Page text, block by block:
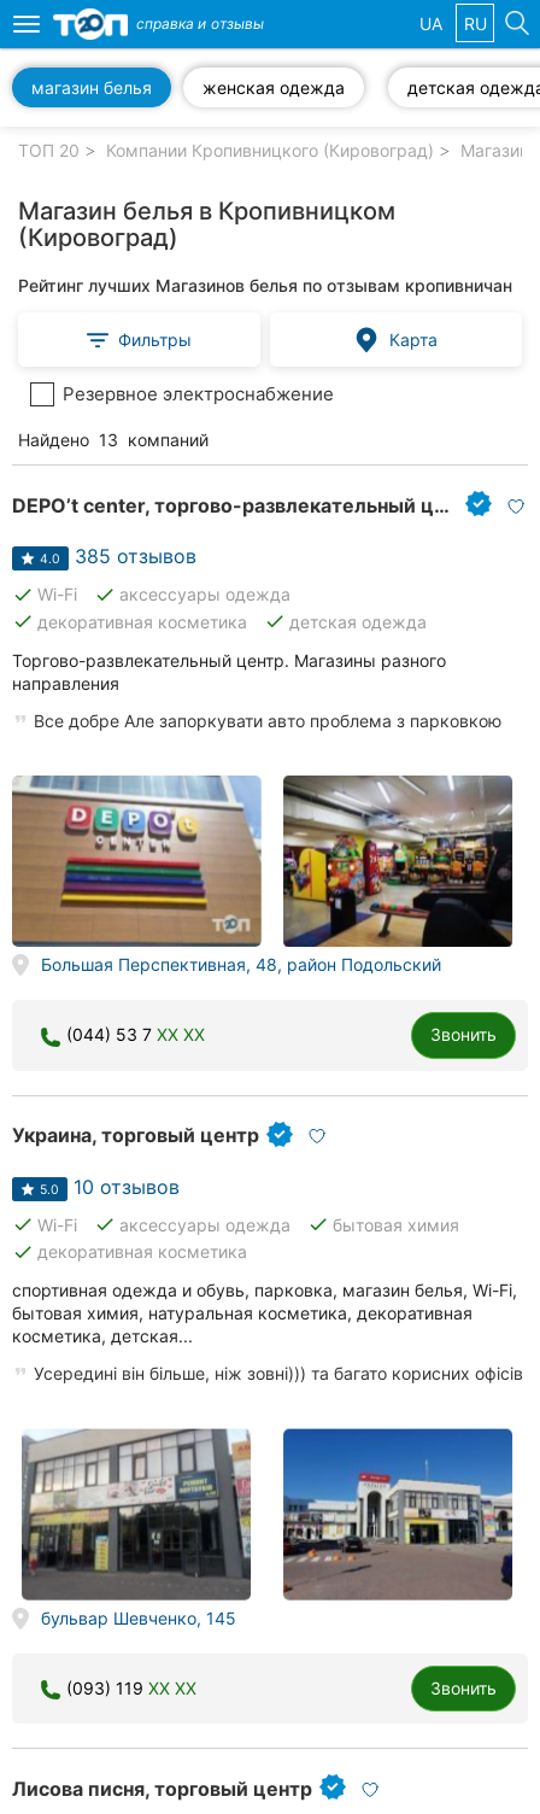
компании
рубрики:
Стоматологии
Частные
Ветеринарные
клиники
Автошколы
Рестораны
Все
рубрики
Кропивницкий
Винница
Тернополь
Киев
Харьков
Запорожье
Львов
Кривой
Рог
Николаев
Полтава
Чернигов
Черкассы
Toggle
navigation
справка и отзывы UA RU
женская одежда детская
магазин белья
ТОП 20 Компании Кропивницкого (Кировоград)
Магазин белья в Кропивницком
(Кировоград)
Рейтинг лучших Магазинов белья по отзывам кропивничан
Фильтры Карта
Резервное электроснабжение
Найдено 13 компаний
DEPO’t center, торгово-развлекательный центр
4.0 385 отзывов
done Wi-Fi done аксессуары одежда
done декоративная косметика done детская одежда
Торгово-развлекательный центр. Магазины разного
направления
Все добре Але запоркувати авто проблема з парковкою
Большая Перспективная, 48, район Подольский
(044) 53 7 XX XX Звонить
Украина, торговый центр
5.0 10 отзывов
done Wi-Fi done аксессуары одежда done бытовая химия
done декоративная косметика
спортивная одежда и обувь, парковка, магазин белья, Wi-Fi,
бытовая химия, натуральная косметика, декоративная
косметика, детская...
Усередині він більше, ніж зовні))) та багато корисних офісів
бульвар Шевченко, 145
(093) 119 XX XX Звонить
Лисова писня, торговый центр